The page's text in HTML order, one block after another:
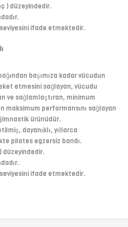
) düzeyindedir.
ifade etmektedir.
başımıza kadar vücudun
etmesini sağlayan, vücudu
ve sağlamlaştıran, minimum
maksimum performansını sağlayan
ürünüdür.
dayanıklı, yıllarca
pilates egzersiz bandı.
düzeyindedir.
ifade etmektedir.